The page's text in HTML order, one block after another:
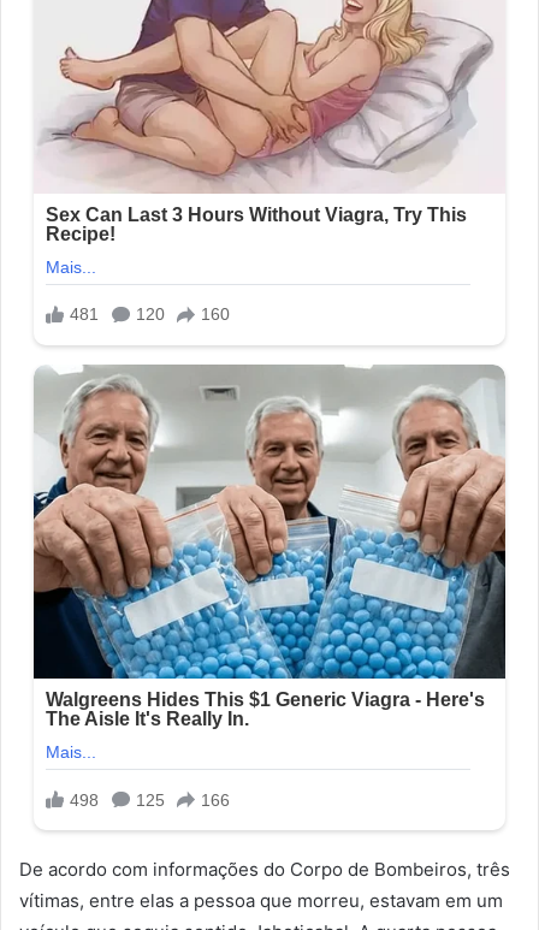
De acordo com informações do Corpo de Bombeiros, três
vítimas, entre elas a pessoa que morreu, estavam em um